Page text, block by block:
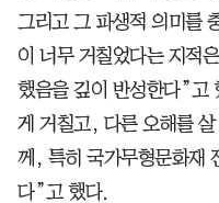
그리고 그 파생적 의미를
이 너무 거칠었다는 지적
했음을 깊이 반성한다”고
게 거칠고, 다른 오해를
께, 특히 국가무형문화재
다”고 했다.